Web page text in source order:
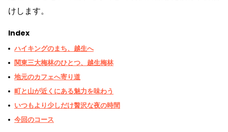
けします。
Index
ハイキングのまち、越生へ
関東三大梅林のひとつ、越生梅林
地元のカフェへ寄り道
町と山が近くにある魅力を味わう
いつもより少しだけ贅沢な夜の時間
今回のコース